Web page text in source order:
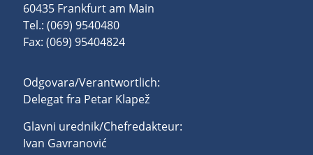
60435 Frankfurt am Main
Tel.: (069) 9540480
Fax: (069) 95404824
Odgovara/Verantwortlich:
Delegat fra Petar Klapež
Glavni urednik/Chefredakteur:
Ivan Gavranović